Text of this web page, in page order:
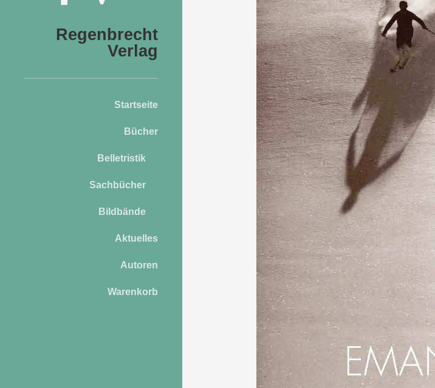
Regenbrecht
Verlag
Startseite
Bücher
Belletristik
Sachbücher
Bildbände
Aktuelles
Autoren
Warenkorb